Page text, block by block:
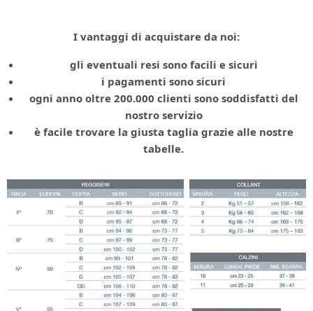
I vantaggi di acquistare da noi:
gli eventuali resi sono facili e sicuri
i pagamenti sono sicuri
ogni anno oltre 200.000 clienti sono soddisfatti del
nostro servizio
è facile trovare la giusta taglia grazie alle nostre
tabelle.